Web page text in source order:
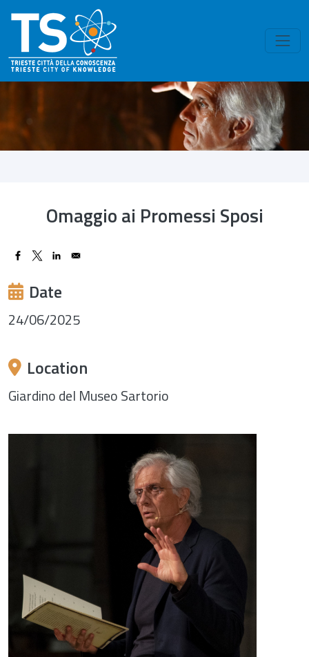
Omaggio ai Promessi Sposi
Date
24/06/2025
Location
Giardino del Museo Sartorio